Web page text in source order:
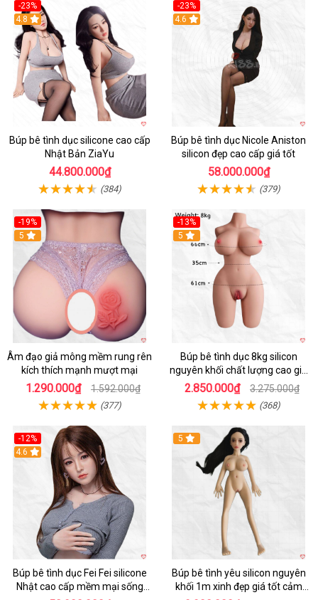
-23%
4.8
Búp bê tình dục silicone cao cấp
Nhật Bản ZiaYu
44.800.000₫
(384)
-23%
4.6
Búp bê tình dục Nicole Aniston
silicon đẹp cao cấp giá tốt
58.000.000₫
(379)
-19%
Hot
5
Âm đạo giả mông mềm rung rên
kích thích mạnh mượt mại
1.290.000₫ 1.592.000₫
(377)
-13%
5
Búp bê tình dục 8kg silicon
nguyên khối chất lượng cao giá
tốt
2.850.000₫ 3.275.000₫
(368)
-12%
Hot
4.6
Búp bê tình dục Fei Fei silicone
Nhật cao cấp mềm mại sống
5
Búp bê tình yêu silicon nguyên
khối 1m xinh đẹp giá tốt cảm